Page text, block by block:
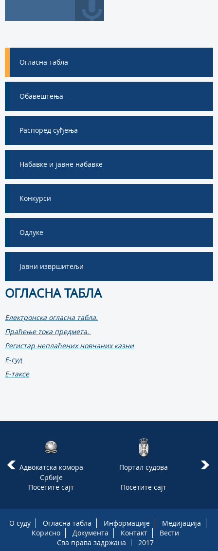
Огласна табла
Oбавештења
Распоред суђења
Набавке и јавне набавке
Конкурси
Одлуке
Јавни извршитељи
ОГЛАСНА ТАБЛА
Електронска огласна табла.
Праћење тока предмета.
Регистар неплаћених новчаних казни
Е-суд
E-таксе
Адвокатска комора
Србије
Посетите сајт
Портал судова
Посетите сајт
О суду Огласна табла Информације
Медијација
Корисно
Документа Контакт
Вести
Сва права задржана
2017